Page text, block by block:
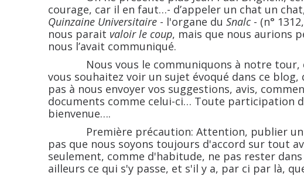
courage, car il en faut…- d’appeler un chat un
Quinzaine Universitaire - l'organe du Snalc - (n°
nous parait valoir le coup, mais que nous aurions
nous l’avait communiqué.
Nous vous le communiquons à notre tour,
vous souhaitez voir un sujet évoqué dans ce
pas à nous envoyer vos suggestions, avis,
documents comme celui-ci… Toute participation
bienvenue….
Première précaution: Attention, publier
pas que nous soyons toujours d'accord sur tout
seulement, comme d'habitude, ne pas rester
ailleurs ce qui s'y passe, et s'il y a, par ci par là,